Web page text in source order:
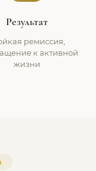
Результат
ремиссия,
к активной
жизни